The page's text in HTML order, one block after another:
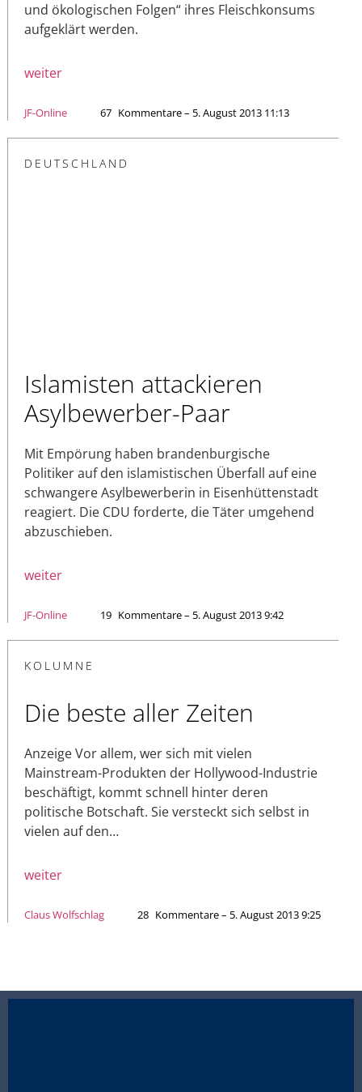
und ökologischen Folgen“ ihres Fleischkonsums
aufgeklärt werden.
weiter
JF-Online 67 Kommentare – 5. August 2013 11:13
DEUTSCHLAND
Islamisten attackieren
Asylbewerber-Paar
Mit Empörung haben brandenburgische
Politiker auf den islamistischen Überfall auf eine
schwangere Asylbewerberin in Eisenhüttenstadt
reagiert. Die CDU forderte, die Täter umgehend
abzuschieben.
weiter
JF-Online 19 Kommentare – 5. August 2013 9:42
KOLUMNE
Die beste aller Zeiten
Anzeige Vor allem, wer sich mit vielen
Mainstream-Produkten der Hollywood-Industrie
beschäftigt, kommt schnell hinter deren
politische Botschaft. Sie versteckt sich selbst in
vielen auf den…
weiter
Claus Wolfschlag 28 Kommentare – 5. August 2013 9:25